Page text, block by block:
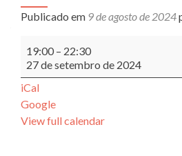
Publicado em 9 de agosto de 2024
de
Revisão
Presencial
19:00 – 22:30
27 de setembro de 2024
iCal
Google
View full calendar